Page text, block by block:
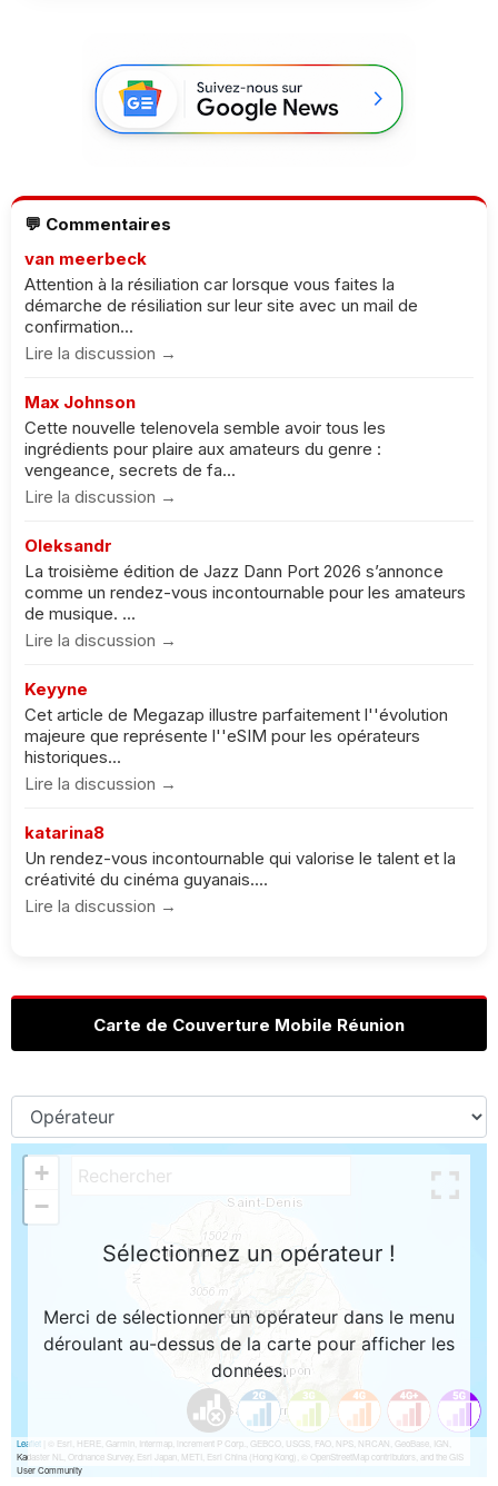
💬 Commentaires
van meerbeck
Attention à la résiliation car lorsque vous faites la
démarche de résiliation sur leur site avec un mail de
confirmation...
Lire la discussion →
Max Johnson
Cette nouvelle telenovela semble avoir tous les
ingrédients pour plaire aux amateurs du genre :
vengeance, secrets de fa...
Lire la discussion →
Oleksandr
La troisième édition de Jazz Dann Port 2026 s’annonce
comme un rendez-vous incontournable pour les amateurs
de musique. ...
Lire la discussion →
Keyyne
Cet article de Megazap illustre parfaitement l''évolution
majeure que représente l''eSIM pour les opérateurs
historiques...
Lire la discussion →
katarina8
Un rendez-vous incontournable qui valorise le talent et la
créativité du cinéma guyanais....
Lire la discussion →
Carte de Couverture Mobile Réunion